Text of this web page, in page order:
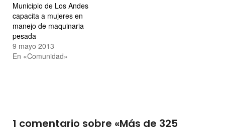
Municipio de Los Andes
capacita a mujeres en
manejo de maquinaria
pesada
9 mayo 2013
En «Comunidad»
1 comentario sobre «Más de 325